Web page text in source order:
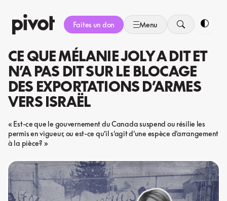
au
contenu
Faites un don Menu
CE QUE MÉLANIE JOLY A DIT ET
N’A PAS DIT SUR LE BLOCAGE
DES EXPORTATIONS D’ARMES
VERS ISRAËL
« Est-ce que le gouvernement du Canada suspend ou résilie les
permis en vigueur, ou est-ce qu’il s’agit d’une espèce d’arrangement
à la pièce? »